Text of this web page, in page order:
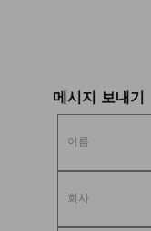
메시지 보내기